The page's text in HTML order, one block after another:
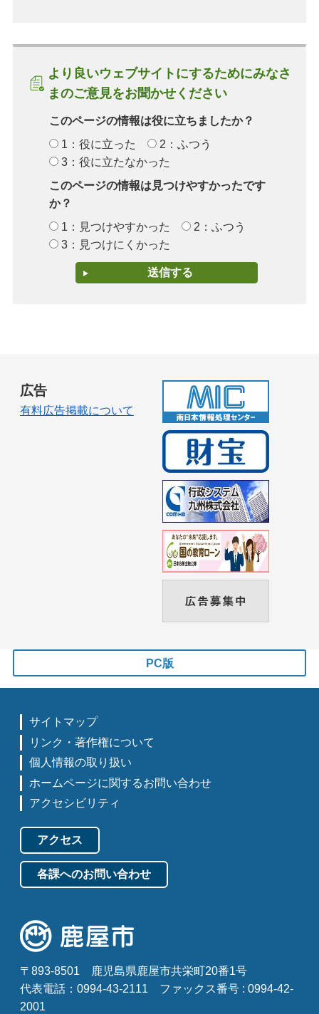
より良いウェブサイトにするためにみなさ
まのご意見をお聞かせください
このページの情報は役に立ちましたか？
1：役に立った
2：ふつう
3：役に立たなかった
このページの情報は見つけやすかったです
か？
1：見つけやすかった
2：ふつう
3：見つけにくかった
広告
有料広告掲載について
PC版
サイトマップ
リンク・著作権について
個人情報の取り扱い
ホームページに関するお問い合わせ
アクセシビリティ
アクセス
各課へのお問い合わせ
〒893-8501
鹿児島県鹿屋市共栄町20番1号
代表電話：0994-43-2111
ファックス番号 : 0994-42-
2001